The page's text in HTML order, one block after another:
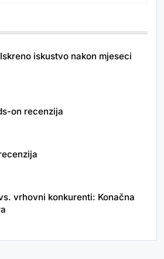
iskustvo nakon mjeseci
on recenzija
vrhovni konkurenti: Konačna